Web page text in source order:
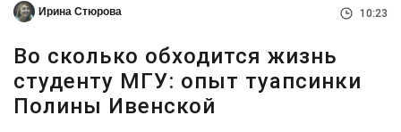
Ирина Стюрова 10:23
Во сколько обходится жизнь
студенту МГУ: опыт туапсинки
Полины Ивенской